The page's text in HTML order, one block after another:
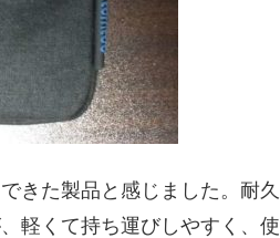
きた製品と感じました。耐久
軽くて持ち運びしやすく、使